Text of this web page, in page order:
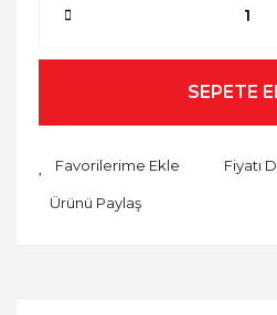
SEPETE
Fiyatı
Ürünü Paylaş